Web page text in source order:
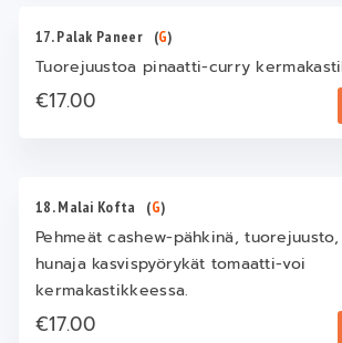
17. Palak Paneer (G)
Tuorejuustoa pinaatti-curry
€17.00
18. Malai Kofta (G)
Pehmeät cashew-pähkinä,
hunaja kasvispyörykät tomaatti-voi
kermakastikkeessa.
€17.00